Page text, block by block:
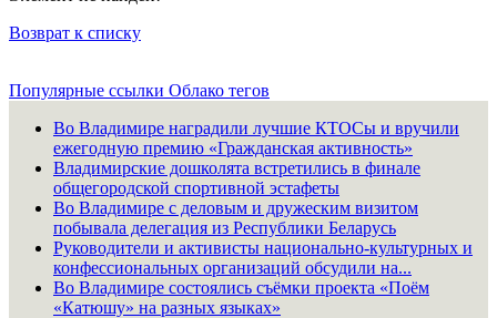
Возврат к списку
Популярные ссылки Облако тегов
Во Владимире наградили лучшие КТОСы и вручили
ежегодную премию «Гражданская активность»
Владимирские дошколята встретились в финале
общегородской спортивной эстафеты
Во Владимире с деловым и дружеским визитом
побывала делегация из Республики Беларусь
Руководители и активисты национально-культурных и
конфессиональных организаций обсудили на...
Во Владимире состоялись съёмки проекта «Поём
«Катюшу» на разных языках»